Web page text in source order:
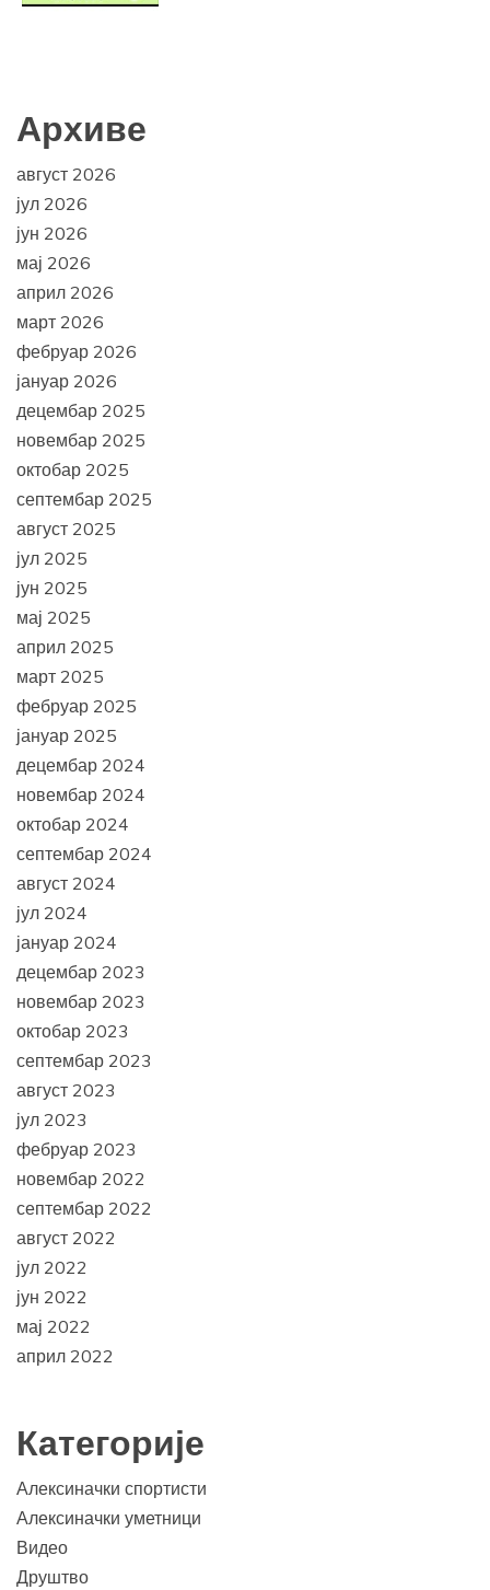
Архиве
август 2026
јул 2026
јун 2026
мај 2026
април 2026
март 2026
фебруар 2026
јануар 2026
децембар 2025
новембар 2025
октобар 2025
септембар 2025
август 2025
јул 2025
јун 2025
мај 2025
април 2025
март 2025
фебруар 2025
јануар 2025
децембар 2024
новембар 2024
октобар 2024
септембар 2024
август 2024
јул 2024
јануар 2024
децембар 2023
новембар 2023
октобар 2023
септембар 2023
август 2023
јул 2023
фебруар 2023
новембар 2022
септембар 2022
август 2022
јул 2022
јун 2022
мај 2022
април 2022
Категорије
Алексиначки спортисти
Алексиначки уметници
Видео
Друштво